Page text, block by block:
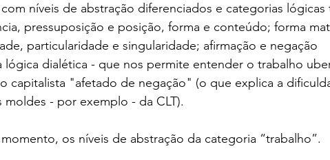
níveis de abstração diferenciados e categorias lógicas
pressuposição e posição, forma e conteúdo; forma
particularidade e singularidade; afirmação e negação
lógica dialética - que nos permite entender o trabalho
capitalista "afetado de negação" (o que explica a
- por exemplo - da CLT).
os níveis de abstração da categoria “trabalho”.